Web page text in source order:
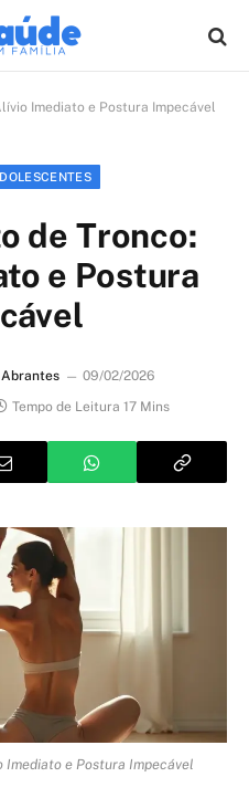
Imediato e Postura Impecável
de Tronco:
e Postura
09/02/2026
Tempo de Leitura 17 Mins
e Postura Impecável